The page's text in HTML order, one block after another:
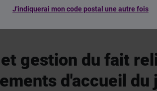
J'indiquerai mon code postal une autre fois
gestion du fait
d'accueil du